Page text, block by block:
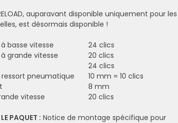
auparavant disponible uniquement pour les
est désormais disponible !
basse vitesse
24 clics
grande vitesse
20 clics
24 clics
ressort pneumatique
10 mm = 10 clics
8 mm
vitesse
20 clics
PAQUET : Notice de montage spécifique pour